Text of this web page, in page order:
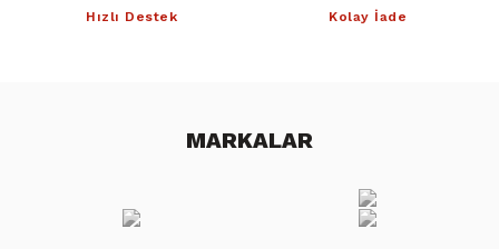
Hızlı Destek Kolay İade
MARKALAR